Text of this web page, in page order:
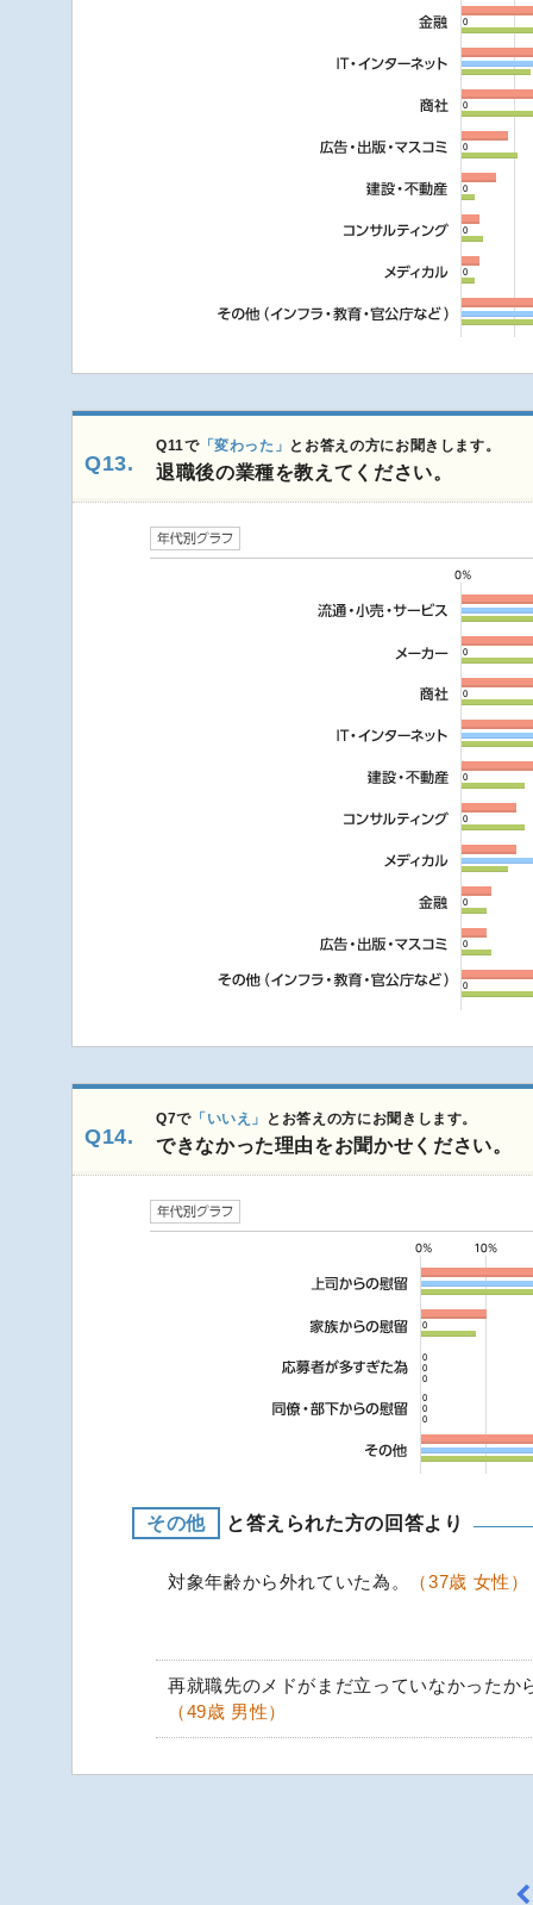
Q13.
Q11で「変わった」 とお答えの方にお聞きします。
退職後の業種を教えてください。
Q14.
Q7で「いいえ」 とお答えの方にお聞きします。
できなかった理由をお聞かせください。
その他 と答えられた方の回答より
対象年齢から外れていた為。 （37歳 女性）
再就職先のメドがまだ立っていなかったか
（49歳 男性）